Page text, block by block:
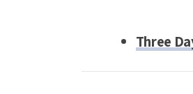
Three